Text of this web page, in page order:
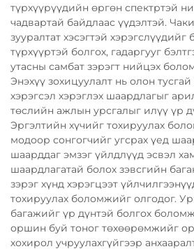
түрхүүрүүдийн өргөн спектртэй
чадвартай байдлаас үүдэлтэй.
зууралтат хэсэгтэй хэрэгслүүдийг
түрхүүртэй болгох, гадаргууг
утасны самбат зэрэгт нийцэх
Энэхүү зохицуулалт нь олон
хэрэгсэл хэрэглэх шаардлагыг
төслийн ажлын урсгалыг илүү үр
Эргэлтийн хүчийг тохируулах
модоор сонгогчийг угсрах үед
шаарддаг эмзэг үйлдлүүд эсвэл
шаардлагатай болох зэвсгийн
зэрэг хүнд хэрэгцээт
тохируулах боломжийг олгодог.
багажийг үр дүнтэй болгох
оршин буй тоног төхөөрөмжийг
хохирол учруулахгүйгээр